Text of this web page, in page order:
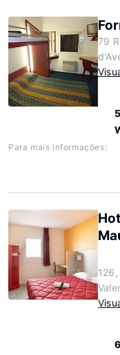
79
Para mais informações: